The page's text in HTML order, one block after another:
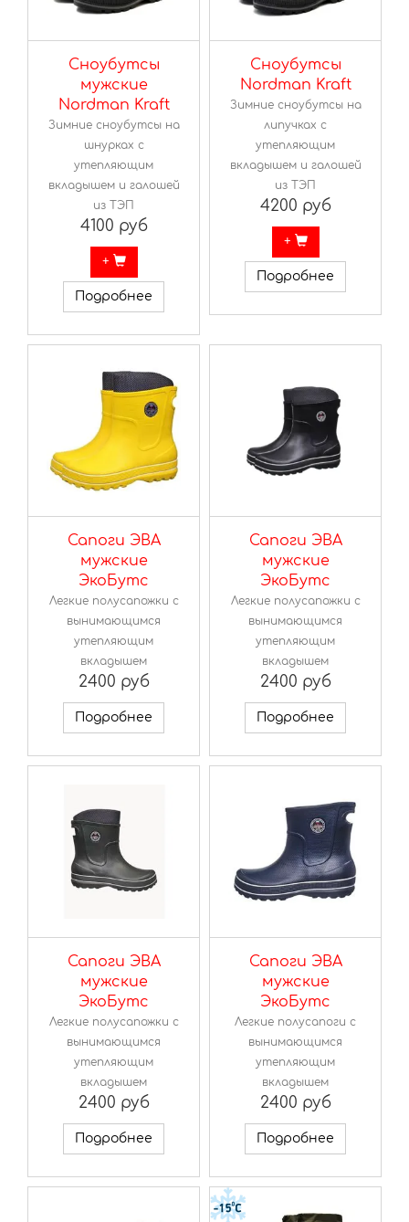
Сноубутсы
мужские
Nordman Kraft
Зимние сноубутсы на
шнурках с
утепляющим
вкладышем и галошей
из ТЭП
4100 руб
+
Подробнее
Сноубутсы
Nordman Kraft
Зимние сноубутсы на
липучках с
утепляющим
вкладышем и галошей
из ТЭП
4200 руб
+
Подробнее
Сапоги ЭВА
мужские
ЭкоБутс
Легкие полусапожки с
вынимающимся
утепляющим
вкладышем
2400 руб
Подробнее
Сапоги ЭВА
мужские
ЭкоБутс
Легкие полусапожки с
вынимающимся
утепляющим
вкладышем
2400 руб
Подробнее
Сапоги ЭВА
мужские
ЭкоБутс
Легкие полусапожки с
вынимающимся
утепляющим
вкладышем
2400 руб
Подробнее
Сапоги ЭВА
мужские
ЭкоБутс
Легкие полусапоги с
вынимающимся
утепляющим
вкладышем
2400 руб
Подробнее